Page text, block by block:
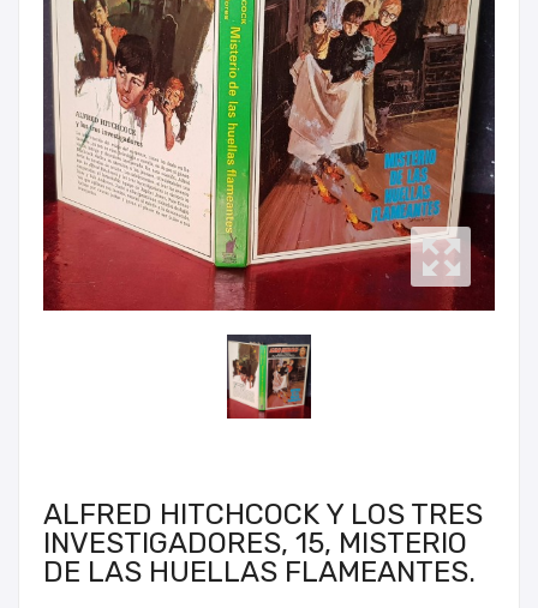
ALFRED HITCHCOCK Y LOS TRES
INVESTIGADORES, 15, MISTERIO
DE LAS HUELLAS FLAMEANTES.